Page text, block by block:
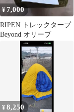
¥7,000
RIPEN トレックタープ
Beyond オリーブ
¥8,250